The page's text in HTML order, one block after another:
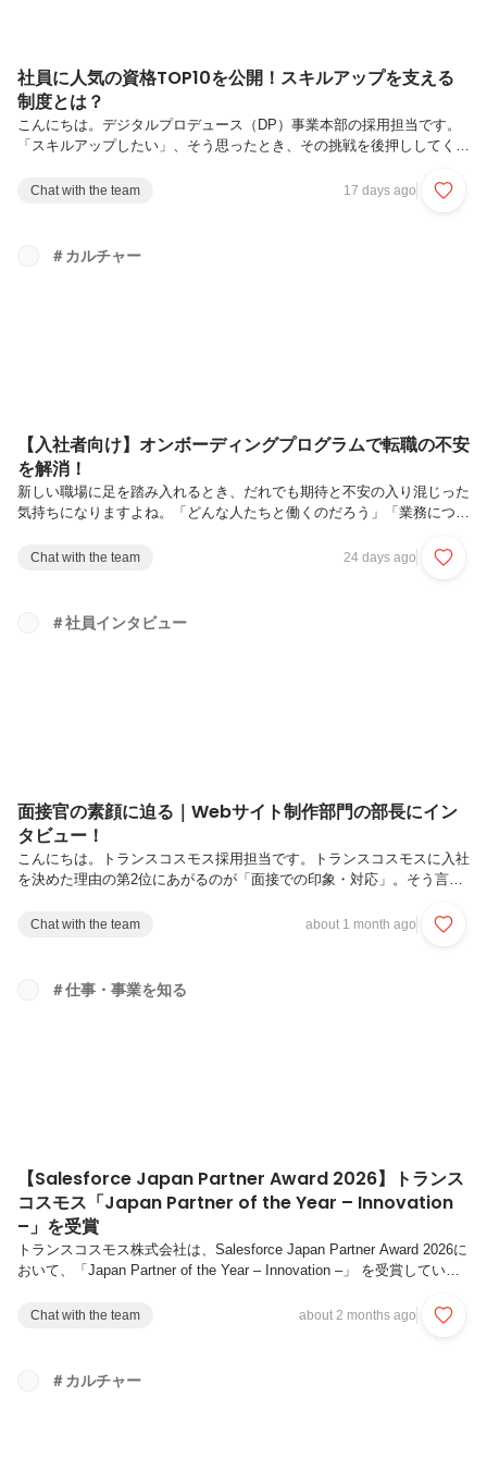
社員に人気の資格TOP10を公開！スキルアップを支える
制度とは？
こんにちは。デジタルプロデュース（DP）事業本部の採用担当です。
「スキルアップしたい」、そう思ったとき、その挑戦を後押ししてくれ
の成長を支援する制度のひとつとして資格奨励金制度を設けています。
を高める資格奨励金制度は、社員のスキルアップを会社として支援する
Chat with the team 17 days ago
＃カルチャー
【入社者向け】オンボーディングプログラムで転職の不安
を解消！
新しい職場に足を踏み入れるとき、だれでも期待と不安の入り混じった
気持ちになりますよね。「どんな人たちと働くのだろう」「業務につい
方々のこうした不安を少しでも軽減し、スムーズにご活躍いただけるよ
できる土壌をつくることを目的にした取組みです。今回はこのオンボー
Chat with the team 24 days ago
＃社員インタビュー
面接官の素顔に迫る｜Webサイト制作部門の部長にイン
タビュー！
こんにちは。トランスコスモス採用担当です。トランスコスモスに入社
を決めた理由の第2位にあがるのが「面接での印象・対応」。そう言っ
のはもったいない……！という思いがあり、「面接官インタビュー」と
の変遷や仕事で大事にしていることなど、パーソナルな部分も含めて深
掘りしていきます。【プロフィール】太田 和樹：DP事業本部 DMC第1
Chat with the team about 1 month ago
＃仕事・事業を知る
【Salesforce Japan Partner Award 2026】トランス
コスモス「Japan Partner of the Year – Innovation
–」を受賞
トランスコスモス株式会社は、Salesforce Japan Partner Award 2026に
おいて、「Japan Partner of the Year – Innovation –」 を受賞していま
のパートナープログラムに参加している企業の中から、2025年度
その中で「Japan Partner of the Year – Innovation –」は、...
Chat with the team about 2 months ago
＃カルチャー